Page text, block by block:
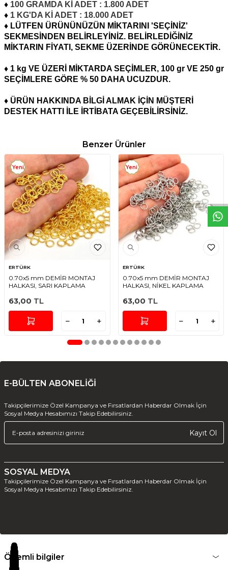
♦ 100 GRAMDA Kİ ADET : 1.800 ADET
♦ 1 KG'DA Kİ ADET : 18.000 ADET
♦ LÜTFEN ÜRÜNÜNÜZÜN MİKTARINI 'SEÇİNİZ'
SEKMESİNDEN BELİRLEYİNİZ. BELİRLEDİĞİNİZ
MİKTARIN FİYATI, SEKME ÜZERİNDE GÖRÜNECEKTİR.
♦ 1 kg VE ÜZERİ MİKTARDA SEÇİMLER, 100 gr VE 250 gr
SEÇİMLERE GÖRE % 50 DAHA UCUZDUR.
♦ ÜRÜN HAKKINDA BİLGİ ALMAK İÇİN MÜŞTERİ
DESTEK HATTI İLE İRTİBATA GEÇEBİLİRSİNİZ.
Benzer Ürünler
Yeni
ERTÜRK
0.70x5 mm DEMİR MONTAJ
HALKASI, SARI KAPLAMA
63,00 TL
Yeni
ERTÜRK
0.70x5 mm DEMİR MONTAJ
HALKASI, NİKEL KAPLAMA
63,00 TL
E-BÜLTEN ABONELİĞİ
Takipçilerimize Özel Kampanya ve Fırsatlardan Haberdar Olmak İçin
Sosyal Medya Hesabımızı Takip Edebilirsiniz.
Kayıt Ol
SOSYAL MEDYA
Takipçilerimize Özel Kampanya ve Fırsatlardan Haberdar Olmak İçin
Sosyal Medya Hesabımızı Takip Edebilirsiniz.
Önemli bilgiler